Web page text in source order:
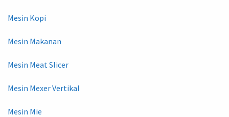
Mesin Kopi
Mesin Makanan
Mesin Meat Slicer
Mesin Mexer Vertikal
Mesin Mie